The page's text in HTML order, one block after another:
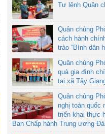
Tư lệnh Quân
Quân chủng
cách hành
trào “Bình dân
Quân chủng
quà gia đình
tại xã Tây
Quân chủng
nghị toàn quốc
triển khai thực
Ban Chấp hành Trung ương